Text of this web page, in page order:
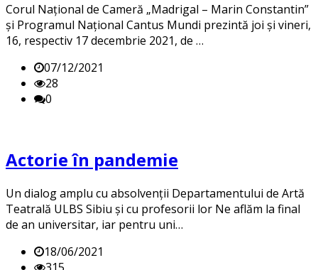
Corul Național de Cameră „Madrigal – Marin Constantin”
și Programul Național Cantus Mundi prezintă joi și vineri,
16, respectiv 17 decembrie 2021, de …
07/12/2021
28
0
Actorie în pandemie
Un dialog amplu cu absolvenții Departamentului de Artă
Teatrală ULBS Sibiu și cu profesorii lor Ne aflăm la final
de an universitar, iar pentru uni…
18/06/2021